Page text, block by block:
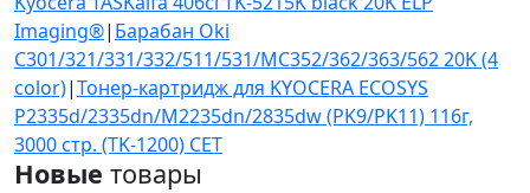
Imaging®| Барабан Oki
C301/321/331/332/511/531/MC352/362/363/562 20K (4
color)|Тонер-картридж для KYOCERA ECOSYS
P2335d/2335dn/M2235dn/2835dw (PK9/PK11) 116г,
3000 стр. (TK-1200) CET
Новые товары